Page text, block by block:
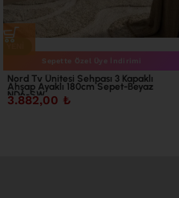
Sepette Özel Üye İndirimi
Nord Tv Ünitesi Sehpası 3 Kapaklı
Ahşap Ayaklı 180cm Sepet-Beyaz
ND6-SW
3.882,00 ₺